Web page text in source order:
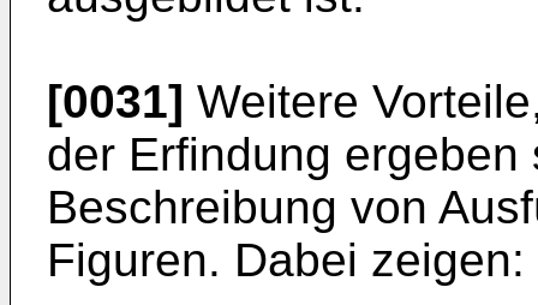
[0031] Weitere
der Erfindung
Beschreibung von
Figuren. Dabei zeigen: